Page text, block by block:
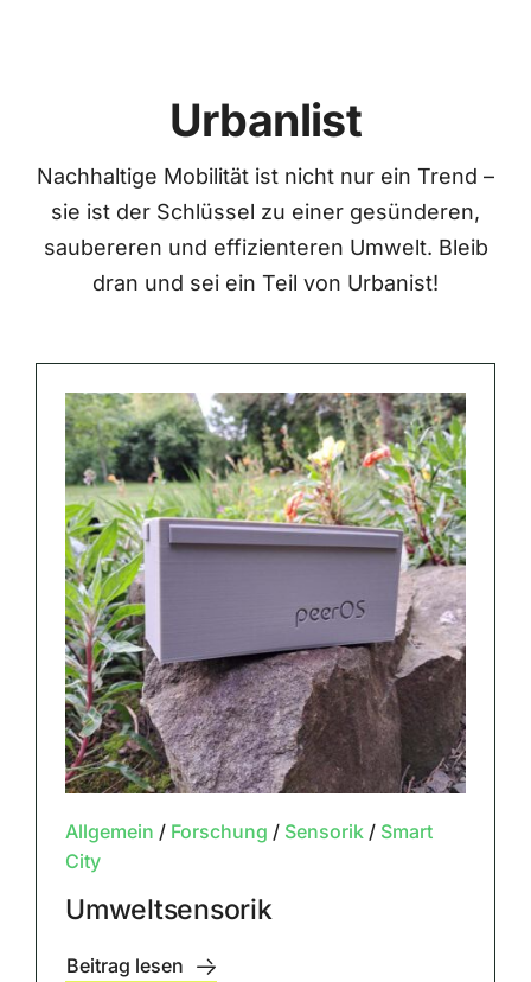
Urbanlist
Nachhaltige Mobilität ist nicht nur ein Trend –
sie ist der Schlüssel zu einer gesünderen,
saubereren und effizienteren Umwelt. Bleib
dran und sei ein Teil von Urbanist!
Allgemein / Forschung / Sensorik/ Smart
City
Umweltsensorik
Beitrag lesen